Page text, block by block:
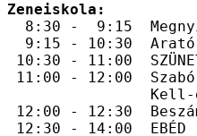
Zeneiskola:
8:30 -  9:15
9:15 - 10:30
10:30 - 11:00
11:00 - 12:00  Szabó
12:00 - 12:30